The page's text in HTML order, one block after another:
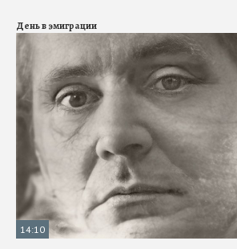
День в эмиграции
14:10